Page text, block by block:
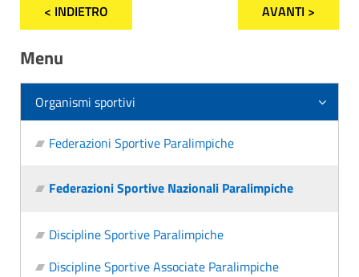
< INDIETRO AVANTI >
Menu
Organismi sportivi
Federazioni Sportive Paralimpiche
Federazioni Sportive Nazionali Paralimpiche
Discipline Sportive Paralimpiche
Discipline Sportive Associate Paralimpiche